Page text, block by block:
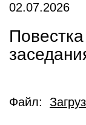
02.07.2026
Файл: